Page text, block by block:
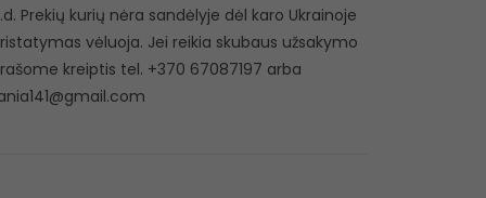
Prekių kurių nėra sandėlyje dėl karo Ukrainoje
vėluoja. Jei reikia skubaus užsakymo
kreiptis tel. +370 67087197 arba